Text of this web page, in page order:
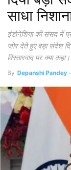
साधा
इंडोनेशिया की संसद में
जोर देते हुए बड़ा संदेश
विस्तारवाद पर क्या कहा।
By Depanshi Pandey -